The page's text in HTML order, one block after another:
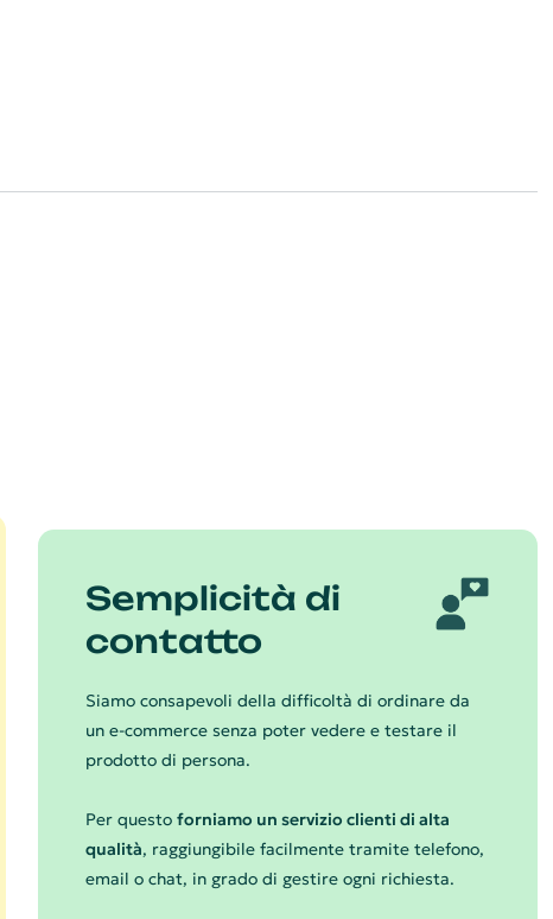
Semplicità di
contatto
Siamo consapevoli della difficoltà di ordinare da
un e-commerce senza poter vedere e testare il
prodotto di persona.
Per questo forniamo un servizio clienti di alta
qualità, raggiungibile facilmente tramite telefono,
email o chat, in grado di gestire ogni richiesta.